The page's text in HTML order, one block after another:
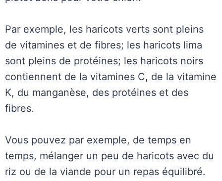
Par exemple, les haricots verts sont pleins
de vitamines et de fibres; les haricots lima
sont pleins de protéines; les haricots noirs
contiennent de la vitamines C, de la vitamine
K, du manganèse, des protéines et des
fibres.
Vous pouvez par exemple, de temps en
temps, mélanger un peu de haricots avec du
riz ou de la viande pour un repas équilibré.